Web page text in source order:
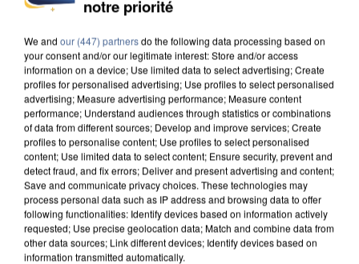
DE SOLIDARITÉ AVEC LES...
notre priorité
We and our (447) partnersdo the following data processing based on
your consent and/or our legitimate interest: Store and/or access
information on a device; Use limited data to select advertising; Create
profiles for personalised advertising; Use profiles to select personalised
advertising; Measure advertising performance; Measure content
performance; Understand audiences through statistics or combinations
of data from different sources; Develop and improve services; Create
profiles to personalise content; Use profiles to select personalised
content; Use limited data to select content; Ensure security, prevent and
detect fraud, and fix errors; Deliver and present advertising and content;
Save and communicate privacy choices. These technologies may
process personal data such as IP address and browsing data to offer
following functionalities: Identify devices based on information actively
requested; Use precise geolocation data; Match and combine data from
other data sources; Link different devices; Identify devices based on
information transmitted automatically.